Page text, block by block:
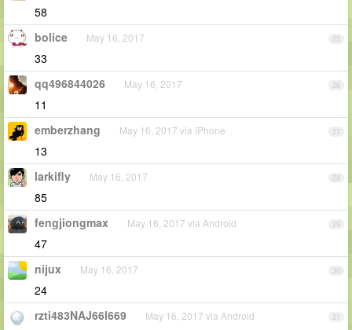
58
25
bolice May 16, 2017
33
26
qq496844026 May 16, 2017
11
27
emberzhang May 16, 2017 via iPhone
13
28
larkifly May 16, 2017
85
29
fengjiongmax May 16, 2017 via Android
47
30
nijux May 16, 2017
24
31
rzti483NAJ66l669 May 16, 2017 via Android